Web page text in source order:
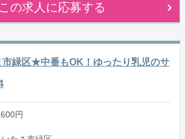
この求人に応募する
市緑区★中番もOK！ゆったり乳児のサ
円